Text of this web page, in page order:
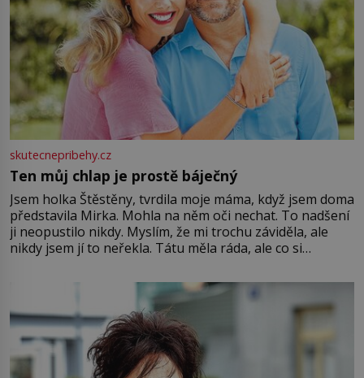
skutecnepribehy.cz
Ten můj chlap je prostě báječný
Jsem holka Štěstěny, tvrdila moje máma, když jsem doma
představila Mirka. Mohla na něm oči nechat. To nadšení
ji neopustilo nikdy. Myslím, že mi trochu záviděla, ale
nikdy jsem jí to neřekla. Tátu měla ráda, ale co si
Jsme spolu moc rádi Tehdy byla jiná doba, když